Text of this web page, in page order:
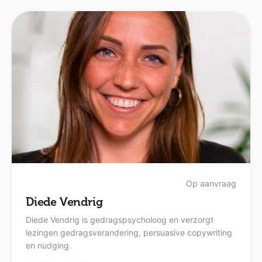
Op aanvraag
Diede Vendrig
Diede Vendrig is gedragspsycholoog en verzorgt
lezingen gedragsverandering, persuasive copywriting
en nudging.